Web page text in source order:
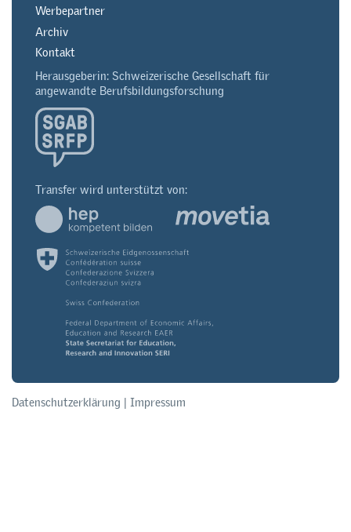
Werbepartner
Archiv
Kontakt
Herausgeberin: Schweizerische Gesellschaft für
angewandte Berufsbildungsforschung
Transfer wird unterstützt von:
Datenschutzerklärung | Impressum